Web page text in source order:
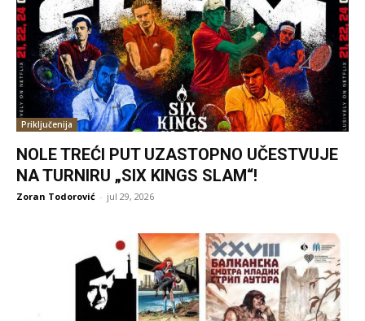
Priključenija
NOLE TREĆI PUT UZASTOPNO UČESTVUJE
NA TURNIRU „SIX KINGS SLAM“!
Zoran Todorović - jul 29, 2026